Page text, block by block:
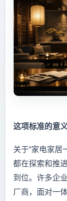
这项标准的意
关于“家电家居
都在探索和推
到位。许多企
厂商，面对一